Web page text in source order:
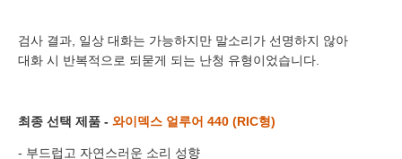
검사 결과, 일상 대화는 가능하지만 말소리가 선명하지 않아
대화 시 반복적으로 되묻게 되는 난청 유형이었습니다.
최종 선택 제품 - 와이덱스 얼루어 440 (RIC형)
- 부드럽고 자연스러운 소리 성향
연락처 - -
예약날짜